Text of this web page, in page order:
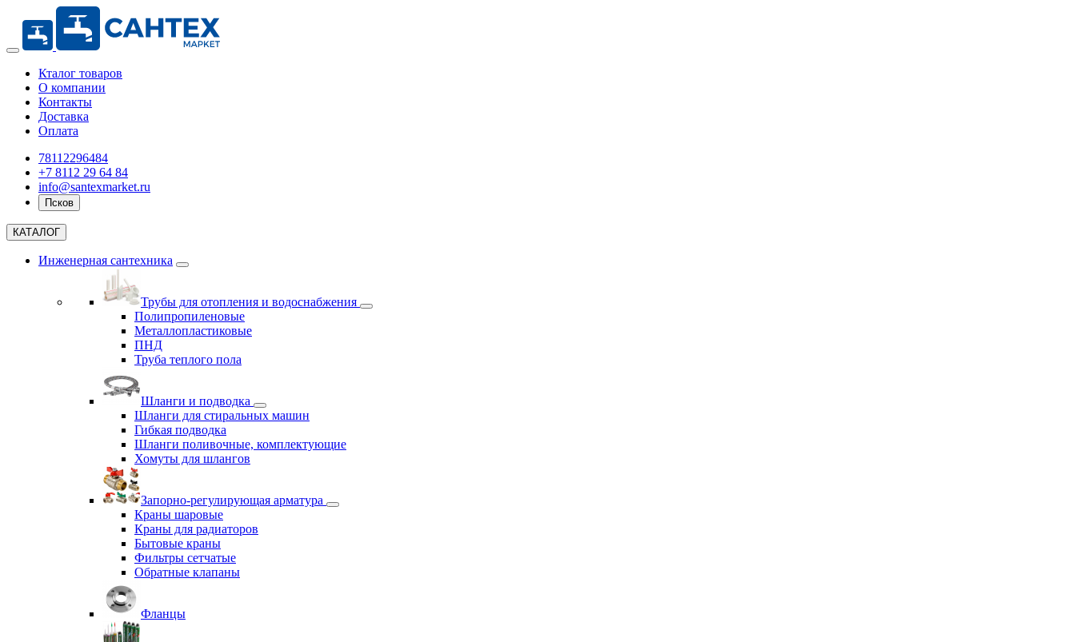
Кталог товаров
О компании
Контакты
Доставка
Оплата
78112296484
+7 8112 29 64 84
info@santexmarket.ru
Псков
КАТАЛОГ
Инженерная сантехника
Трубы для отопления и водоснабжения
Полипропиленовые
Металлопластиковые
ПНД
Труба теплого пола
Шланги и подводка
Шланги для стиральных машин
Гибкая подводка
Шланги поливочные, комплектующие
Хомуты для шлангов
Запорно-регулирующая арматура
Краны шаровые
Краны для радиаторов
Бытовые краны
Фильтры сетчатые
Обратные клапаны
Фланцы